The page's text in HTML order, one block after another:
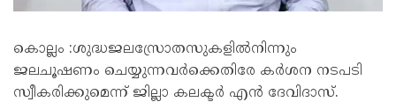
കൊല്ലം :ശുദ്ധജലസ്രോതസുകളിൽനിന്നും
ജലചൂഷണം ചെയ്യുന്നവർക്കെതിരേ കർശന നടപടി
സ്വീകരിക്കുമെന്ന് ജില്ലാ കലക്ടർ എൻ ദേവിദാസ്.